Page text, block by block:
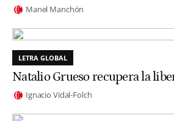
Manel Manchón
LETRA GLOBAL
Natalio Grueso recupera la
Ignacio Vidal-Folch